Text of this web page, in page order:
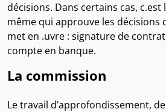
décisions. Dans certains cas, c.est
même qui approuve les décisions
met en .uvre : signature de
compte en banque.
La commission
Le travail d’approfondissement,